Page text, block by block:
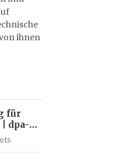
ihnen
für
dpa-
ots